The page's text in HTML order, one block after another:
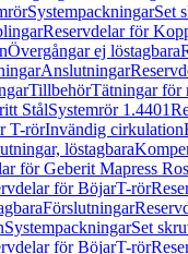
SystempackningarSet
Reservdelar för
Övergångar ej löstagbara
Anslutningar
TillbehörTätningar för
StålSystemrör 1.4401
T-rörInvändig cirkulation
löstagbara
för Geberit Mapress
för BöjarT-rör
Förslutningar
SystempackningarSet
för BöjarT-rör